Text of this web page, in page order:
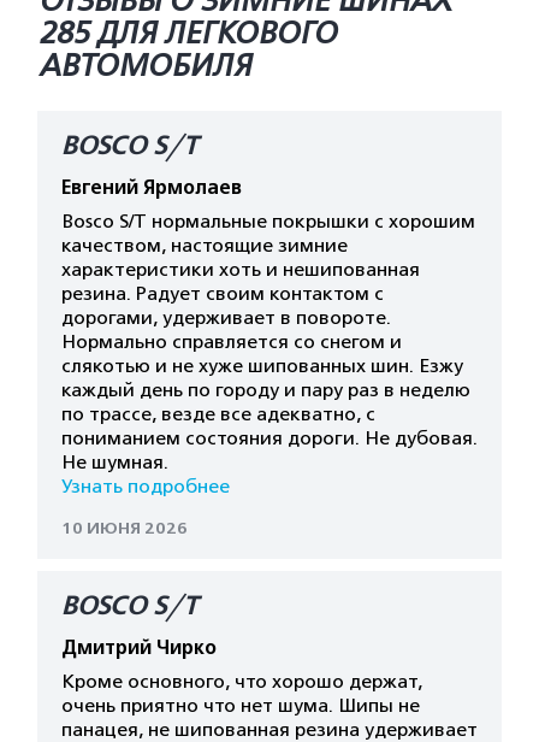
285 ДЛЯ ЛЕГКОВОГО
АВТОМОБИЛЯ
BOSCO S/T
Евгений Ярмолаев
Bosco S/T нормальные покрышки с хорошим
качеством, настоящие зимние
характеристики хоть и нешипованная
резина. Радует своим контактом с
дорогами, удерживает в повороте.
Нормально справляется со снегом и
слякотью и не хуже шипованных шин. Езжу
каждый день по городу и пару раз в неделю
по трассе, везде все адекватно, с
пониманием состояния дороги. Не дубовая.
Не шумная.
Узнать подробнее
10 ИЮНЯ 2026
BOSCO S/T
Дмитрий Чирко
Кроме основного, что хорошо держат,
очень приятно что нет шума. Шипы не
панацея, не шипованная резина удерживает